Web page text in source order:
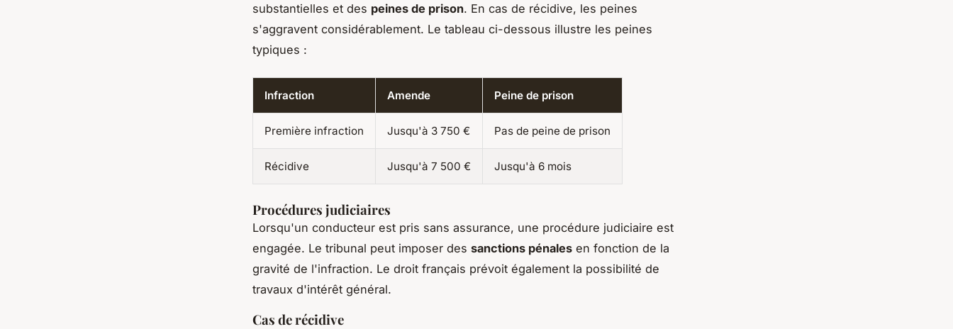
substantielles et des peines de prison. En cas de récidive, les peines
s'aggravent considérablement. Le tableau ci-dessous illustre les peines
typiques :
Infraction Amende Peine de prison
Première infraction Jusqu'à 3 750 € Pas de peine de prison
Récidive Jusqu'à 7 500 € Jusqu'à 6 mois
Procédures judiciaires
Lorsqu'un conducteur est pris sans assurance, une procédure judiciaire est
engagée. Le tribunal peut imposer des sanctions pénales en fonction de la
gravité de l'infraction. Le droit français prévoit également la possibilité de
travaux d'intérêt général.
Cas de récidive